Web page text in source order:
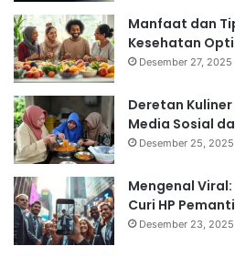
Manfaat dan
Kesehatan
Desember 27, 2025
Deretan
Media Sosial
Desember 25, 2025
Mengenal
Curi HP
Desember 23, 2025